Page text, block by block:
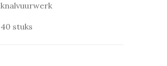
knalvuurwerk
40 stuks